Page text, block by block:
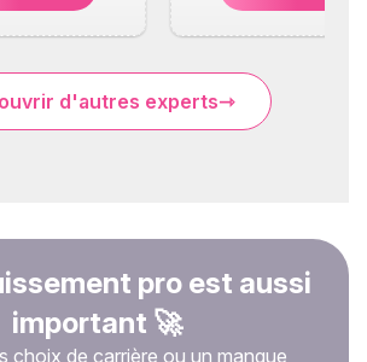
d'autres experts
pro est aussi
important 🚀
choix de carrière ou un manque